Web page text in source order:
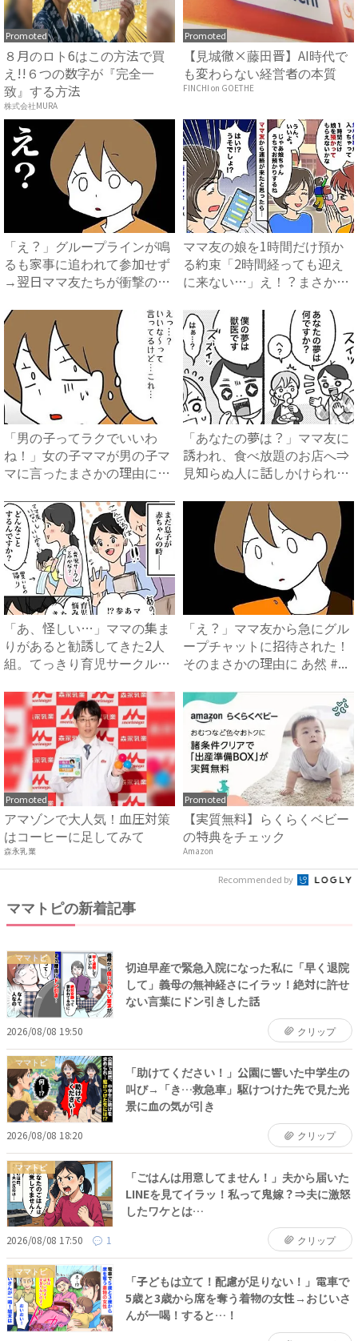
Promoted
８月のロト6はこの方法で買
え!!６つの数字が『完全一
致』する方法
株式会社MURA
Promoted
【見城徹×藤田晋】AI時代で
も変わらない経営者の本質
FINCHI on GOETHE
「え？」グループラインが鳴
るも家事に追われて参加せず
→翌日ママ友たちが衝撃の行
ママ友の娘を1時間だけ預か
る約束「2時間経っても迎え
に来ない…」え！？まさかの
「男の子ってラクでいいわ
ね！」女の子ママが男の子マ
マに言ったまさかの理由に愕
「あなたの夢は？」ママ友に
誘われ、食べ放題のお店へ⇒
見知らぬ人に話しかけられ、
「あ、怪しい…」ママの集ま
りがあると勧誘してきた2人
組。てっきり育児サークルか
「え？」ママ友から急にグル
ープチャットに招待された！
そのまさかの理由に あ然 #...
Promoted
アマゾンで大人気！血圧対策
はコーヒーに足してみて
森永乳業
Promoted
【実質無料】らくらくベビー
の特典をチェック
Amazon
Recommended by
ママトピの新着記事
ママトピ
切迫早産で緊急入院になった私に「早く退院
して」義母の無神経さにイラッ！絶対に許せ
ない言葉にドン引きした話
2026/08/08 19:50 クリップ
ママトピ
「助けてください！」公園に響いた中学生の
叫び→「き…救急車」駆けつけた先で見た光
景に血の気が引き
2026/08/08 18:20 クリップ
ママトピ
「ごはんは用意してません！」夫から届いた
LINEを見てイラッ！私って鬼嫁？⇒夫に激怒
したワケとは…
2026/08/08 17:50 1 クリップ
ママトピ
「子どもは立て！配慮が足りない！」電車で
5歳と3歳から席を奪う着物の女性→おじいさ
んが一喝！すると…！